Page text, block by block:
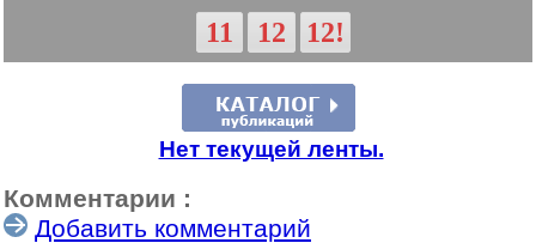
11
12 12!
Нет текущей ленты.
Комментарии :
Добавить комментарий